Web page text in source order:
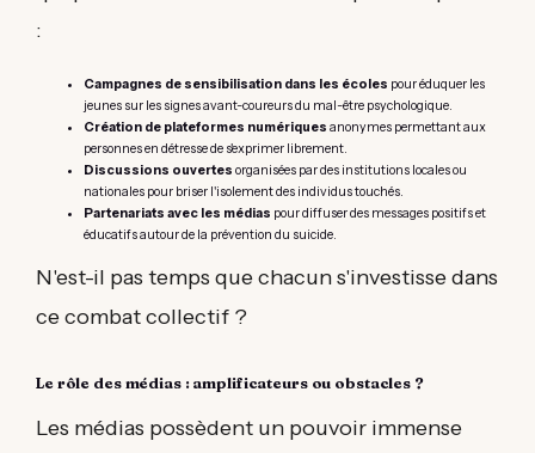
:
Campagnes de sensibilisation dans les écoles pour éduquer les
jeunes sur les signes avant-coureurs du mal-être psychologique.
Création de plateformes numériques anonymes permettant aux
personnes en détresse de s'exprimer librement.
Discussions ouvertes organisées par des institutions locales ou
nationales pour briser l'isolement des individus touchés.
Partenariats avec les médias pour diffuser des messages positifs et
éducatifs autour de la prévention du suicide.
N'est-il pas temps que chacun s'investisse dans
ce combat collectif ?
Le rôle des médias : amplificateurs ou obstacles ?
Les médias possèdent un pouvoir immense